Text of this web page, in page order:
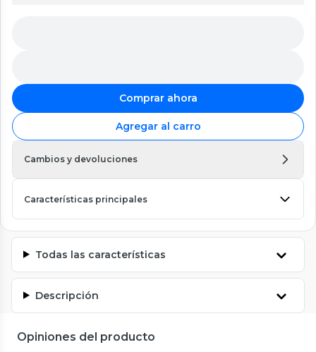
Comprar ahora
Agregar al carro
Cambios y devoluciones
Características principales
Todas las características
Descripción
Opiniones del producto